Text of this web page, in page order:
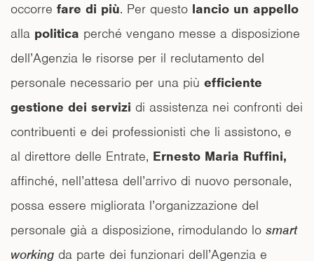
occorre fare di più. Per questo lancio un appello
alla politica perché vengano messe a disposizione
dell’Agenzia le risorse per il reclutamento del
personale necessario per una più efficiente
gestione dei servizi di assistenza nei confronti dei
contribuenti e dei professionisti che li assistono, e
al direttore delle Entrate, Ernesto Maria Ruffini,
affinché, nell’attesa dell’arrivo di nuovo personale,
possa essere migliorata l’organizzazione del
personale già a disposizione, rimodulando lo smart
working da parte dei funzionari dell’Agenzia e